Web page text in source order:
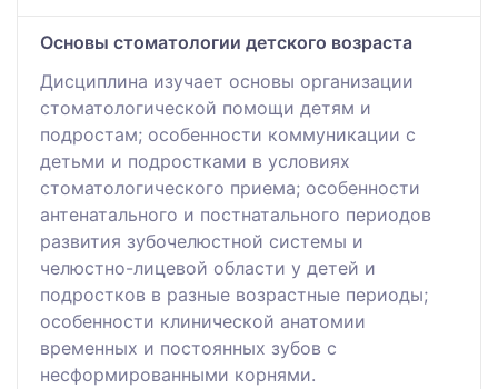
Основы стоматологии детского возраста
Дисциплина изучает основы организации
стоматологической помощи детям и
подростам; особенности коммуникации с
детьми и подростками в условиях
стоматологического приема; особенности
антенатального и постнатального периодов
развития зубочелюстной системы и
челюстно-лицевой области у детей и
подростков в разные возрастные периоды;
особенности клинической анатомии
временных и постоянных зубов с
несформированными корнями.